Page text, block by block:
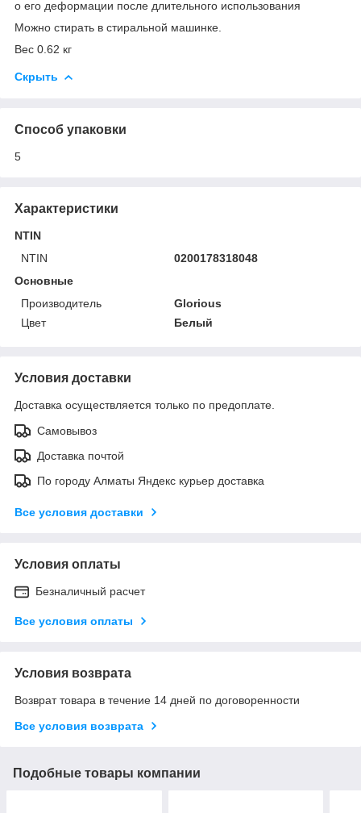
о его деформации после длительного использования
Можно стирать в стиральной машинке.
Вес 0.62 кг
Скрыть
Способ упаковки
5
Характеристики
NTIN
NTIN
0200178318048
Основные
Производитель
Glorious
Цвет
Белый
Условия доставки
Доставка осуществляется только по предоплате.
Самовывоз
Доставка почтой
По городу Алматы Яндекс курьер доставка
Все условия доставки
Условия оплаты
Безналичный расчет
Все условия оплаты
Условия возврата
Возврат товара в течение 14 дней по договоренности
Все условия возврата
Подобные товары компании